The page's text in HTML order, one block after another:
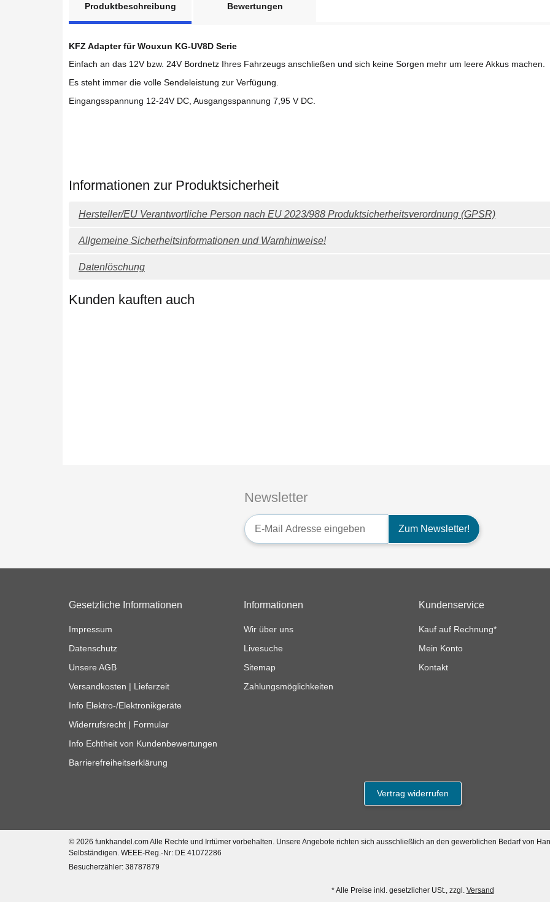
Produktbeschreibung
Bewertungen
KFZ Adapter für Wouxun KG-UV8D Serie
Einfach an das 12V bzw. 24V Bordnetz Ihres Fahrzeugs anschließen und sich keine Sorgen mehr um leere Akkus machen.
Es steht immer die volle Sendeleistung zur Verfügung.
Eingangsspannung 12-24V DC, Ausgangsspannung 7,95 V DC.
Informationen zur Produktsicherheit
Hersteller/EU Verantwortliche Person nach EU 2023/988 Produktsicherheitsverordnung (GPSR)
Allgemeine Sicherheitsinformationen und Warnhinweise!
Datenlöschung
Kunden kauften auch
Schädeldeckenmikrofon
SDM33-K
Newsletter
Newsletter-Registrierung
Zum Newsletter!
Gesetzliche Informationen
Impressum
Datenschutz
Unsere AGB
Versandkosten | Lieferzeit
Info Elektro-/Elektronikgeräte
Widerrufsrecht | Formular
Info Echtheit von Kundenbewertungen
Barrierefreiheitserklärung
Informationen
Wir über uns
Livesuche
Sitemap
Zahlungsmöglichkeiten
Kundenservice
Kauf auf Rechnung*
Mein Konto
Kontakt
Vertrag widerrufen
© 2026 funkhandel.com Alle Rechte und Irrtümer vorbehalten. Unsere Angebote richten sich ausschließlich an den gewerblichen Bedarf von
Selbständigen. WEEE-Reg.-Nr: DE 41072286
Besucherzähler: 38787879
* Alle Preise inkl. gesetzlicher USt., zzgl. Versand